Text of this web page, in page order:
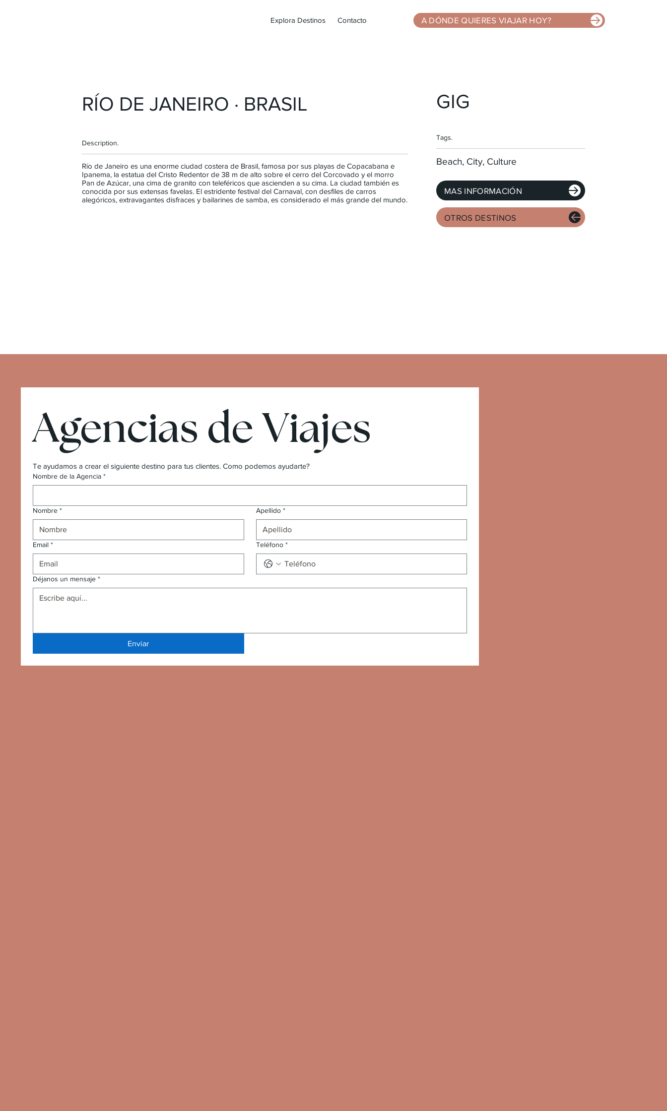
Explora Destinos Contacto A DÓNDE QUIERES VIAJAR HOY?
RÍO DE JANEIRO · BRASIL
Description.
Río de Janeiro es una enorme ciudad costera de Brasil, famosa por sus playas de Copacabana e
Ipanema, la estatua del Cristo Redentor de 38 m de alto sobre el cerro del Corcovado y el morro
Pan de Azúcar, una cima de granito con teleféricos que ascienden a su cima. La ciudad también es
conocida por sus extensas favelas. El estridente festival del Carnaval, con desfiles de carros
alegóricos, extravagantes disfraces y bailarines de samba, es considerado el más grande del mundo.
GIG
Tags.
Beach, City, Culture
MAS INFORMACIÓN
OTROS DESTINOS
Agencias de Viajes
Te ayudamos a crear el siguiente destino para tus clientes. Como podemos ayudarte?
Nombre de la Agencia *
Nombre * Apellido *
Email * Teléfono *
Déjanos un mensaje *
Enviar